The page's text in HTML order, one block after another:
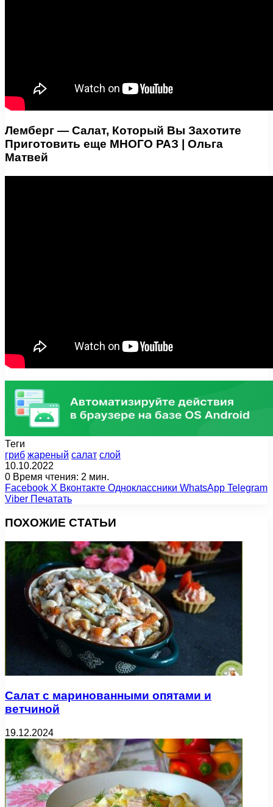
Лемберг — Салат, Который Вы Захотите
Приготовить еще МНОГО РАЗ | Ольга
Матвей
Теги
гриб жареный салат слой
10.10.2022
0 Время чтения: 2 мин.
Facebook X Вконтакте Одноклассники WhatsApp Telegram
Viber Печатать
ПОХОЖИЕ СТАТЬИ
Салат с маринованными опятами и
ветчиной
19.12.2024